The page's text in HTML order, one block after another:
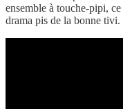
ensemble à touche-pipi,
drama pis de la bonne tivi.